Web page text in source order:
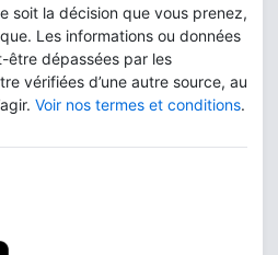
soit la décision que vous prenez,
Les informations ou données
être dépassées par les
vérifiées d’une autre source, au
Voir nos termes et conditions.